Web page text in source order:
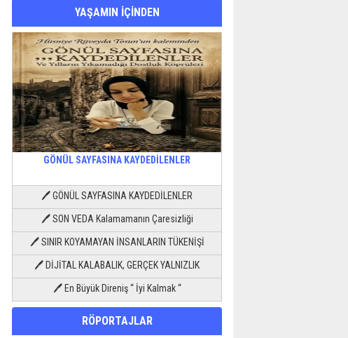
YAŞAMIN İÇİNDEN
GÖNÜL SAYFASINA KAYDEDİLENLER
🖊 GÖNÜL SAYFASINA KAYDEDİLENLER
🖊 SON VEDA Kalamamanın Çaresizliği
🖊 SINIR KOYAMAYAN İNSANLARIN TÜKENİŞİ
🖊 DİJİTAL KALABALIK, GERÇEK YALNIZLIK
🖊 En Büyük Direniş “ İyi Kalmak “
RÖPORTAJLAR